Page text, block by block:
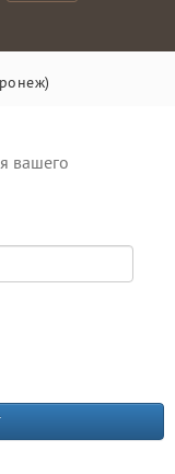
вашего